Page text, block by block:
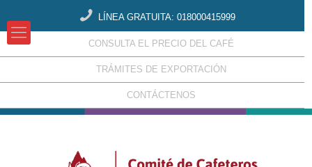
LÍNEA GRATUITA: 018000415999
CONSULTA EL PRECIO DEL CAFÉ
TRÁMITES DE EXPORTACIÓN
CONTÁCTENOS